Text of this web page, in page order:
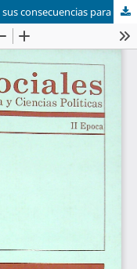
El alzamiento popular del 21 de enero y sus consecuencias para la democracia en el Ecuador